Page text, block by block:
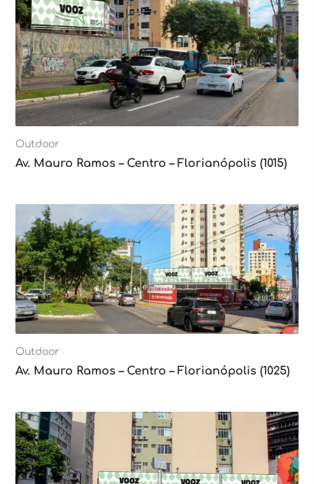
Outdoor
Av. Mauro Ramos – Centro – Florianópolis (1015)
Outdoor
Av. Mauro Ramos – Centro – Florianópolis (1025)